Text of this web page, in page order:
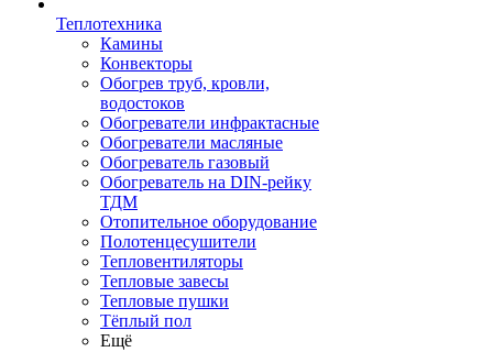
Теплотехника
Камины
Конвекторы
Обогрев труб, кровли,
водостоков
Обогреватели инфрактасные
Обогреватели масляные
Обогреватель газовый
Обогреватель на DIN-рейку
ТДМ
Отопительное оборудование
Полотенцесушители
Тепловентиляторы
Тепловые завесы
Тепловые пушки
Тёплый пол
Ещё